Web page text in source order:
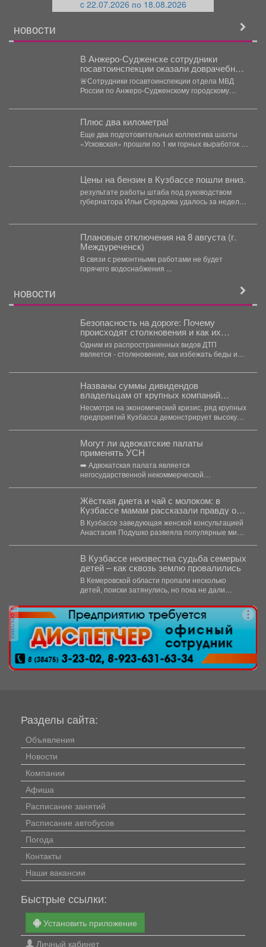
c 22.07.2026 по 18.08.2026
НОВОСТИ
В Анжеро-Судженске сотрудники
госавтоинспекции оказали доврачебную
помощь мужчине, пострадавшему от
укуса гадюки
🚨Сотрудники госавтоинспекции отдела МВД
России по Анжеро-Судженскому городскому
лейтенант...
Плюс два километра!
Еще два подготовительных коллектива шахты
«Усковская» прошли по 1 км горных выработок с
Цены на бензин в Кузбассе пошли вниз.
результате работы штаба под руководством
губернатора Ильи Середюка удалось за неделю
Плановые отключения на 8 августа (г.
Междуреченск)
В связи с ремонтными работами не будет
горячего водоснабжения ...
НОВОСТИ
Безопасность на дороге: Почему
происходят столкновения и как их
избежать?
Одним из распространенных видов ДТП
является - столкновение, как избежать беды и
Названы суммы дивидендов
владельцам от крупных компаний
Кузбасса
Несмотря на экономический кризис, ряд крупных
предприятий Кузбасса демонстрирует высокую
Могут ли адвокатские палаты
применять УСН
➡️ Адвокатская палата является
негосударственной некоммерческой
Жёсткая диета и чай с молоком: в
Кузбассе мамам рассказали правду о
грудном вскармливании
В Кузбассе заведующая женской консультацией
Анастасия Подушко развеяла популярные мифы
В Кузбассе неизвестна судьба семерых
детей – как сквозь землю провалились
В Кемеровской области пропали несколько
детей, поиски затянулись, но пока не дали
реклама
Разделы сайта:
Объявления
Новости
Компании
Афиша
Расписание занятий
Расписание автобусов
Погода
Контакты
Наши вакансии
Быстрые ссылки:
Установить приложение
Личный кабинет